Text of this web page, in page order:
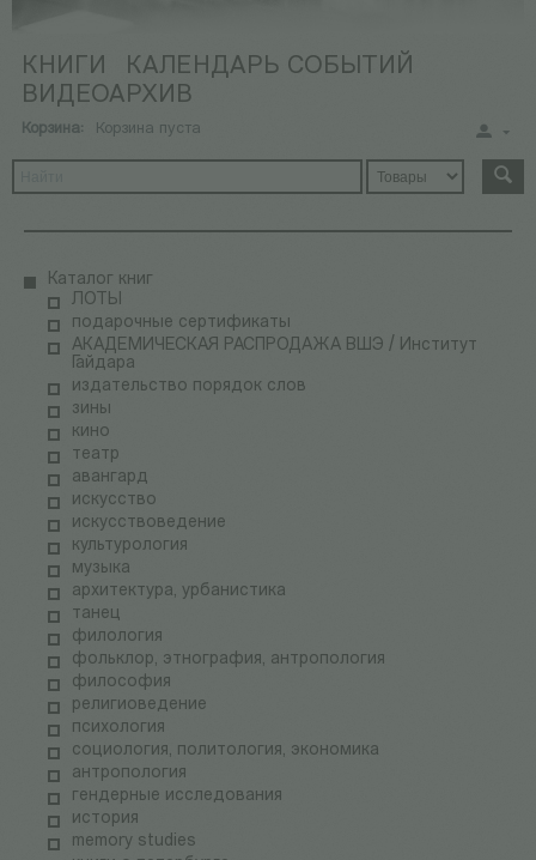
КНИГИ
КАЛЕНДАРЬ СОБЫТИЙ
ВИДЕОАРХИВ
Корзина: Корзина пуста
Каталог книг
ЛОТЫ
подарочные сертификаты
АКАДЕМИЧЕСКАЯ РАСПРОДАЖА ВШЭ / Институт
Гайдара
издательство порядок слов
зины
кино
театр
авангард
искусство
искусствоведение
культурология
музыка
архитектура, урбанистика
танец
филология
фольклор, этнография, антропология
философия
религиоведение
психология
социология, политология, экономика
антропология
гендерные исследования
история
memory studies